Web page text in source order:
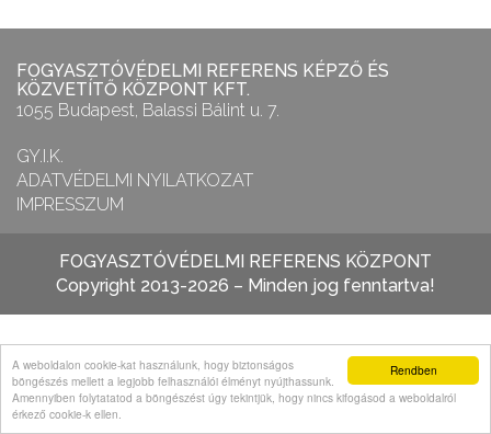
Rendben
A weboldalon cookie-kat használunk, hogy biztonságos
böngészés mellett a legjobb felhasználói élményt nyújthassunk.
Amennyiben folytatatod a böngészést úgy tekintjük, hogy nincs kifogásod a weboldalról
érkező cookie-k ellen.
FOGYASZTÓVÉDELMI REFERENS KÉPZŐ ÉS
KÖZVETÍTŐ KÖZPONT KFT.
1055 Budapest, Balassi Bálint u. 7.
GY.I.K.
ADATVÉDELMI NYILATKOZAT
IMPRESSZUM
FOGYASZTÓVÉDELMI REFERENS KÖZPONT
Copyright 2013-2026 – Minden jog fenntartva!